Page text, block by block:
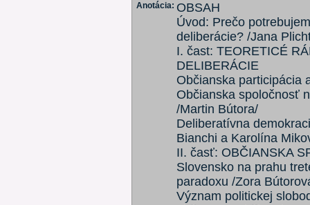
Anotácia: OBSAH
Úvod: Prečo
deliberácie? /Jana
I. čast: TEORETICÉ
DELIBERÁCIE
Občianska participácia
Občianska spoločnosť
/Martin Bútora/
Deliberatívna
Bianchi a Karolína
II. časť: OBČIANSKA
Slovensko na prahu
paradoxu /Zora
Význam politickej